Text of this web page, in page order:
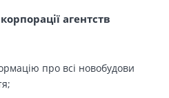
агентств
про всі новобудови